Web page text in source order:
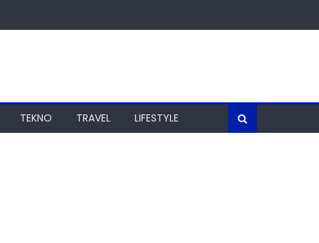
TEKNO TRAVEL LIFESTYLE